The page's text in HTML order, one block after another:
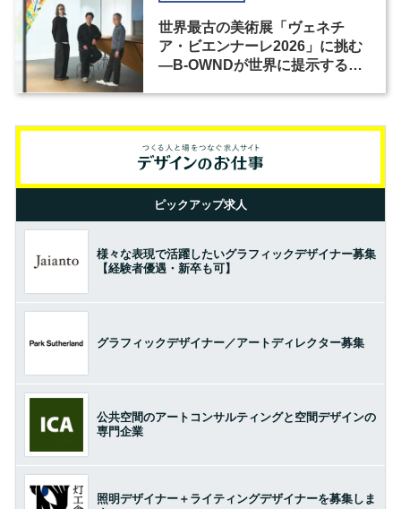
世界最古の美術展「ヴェネチ
ア・ビエンナーレ2026」に挑む
―B-OWNDが世界に提示する美
ピックアップ求人
様々な表現で活躍したいグラフィックデザイナー募集
【経験者優遇・新卒も可】
グラフィックデザイナー／アートディレクター募集
公共空間のアートコンサルティングと空間デザインの
専門企業
照明デザイナー＋ライティングデザイナーを募集しま